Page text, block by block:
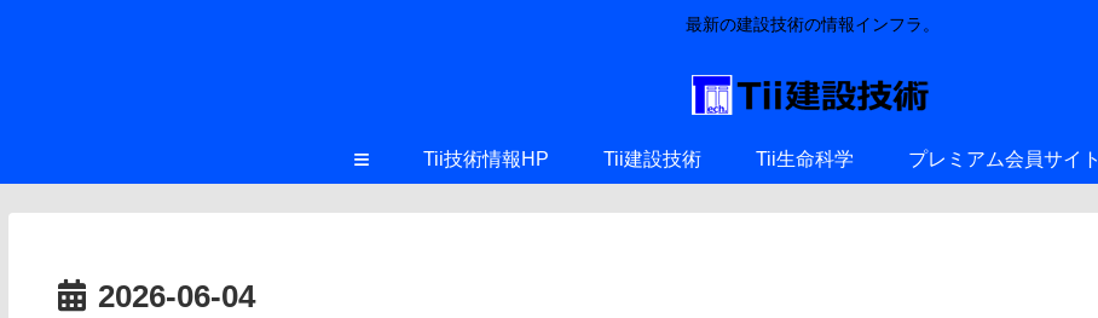
最新の建設技術の情報インフラ。
≡ Tii技術情報HP Tii建設技術 Tii生命科学 プレミアム会員サイト
2026-06-04